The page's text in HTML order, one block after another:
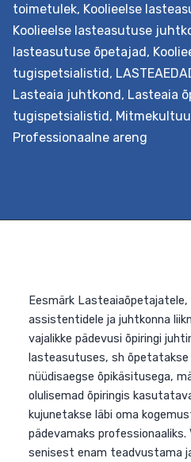
toimetulek, Koolieelse
Koolieelse lasteasutuse
lasteasutuse õpetajad,
tugispetsialistid,
Lasteaia juhtkond, Lasteaia
tugispetsialistid,
Professionaalne areng
Eesmärk
assistentidele ja